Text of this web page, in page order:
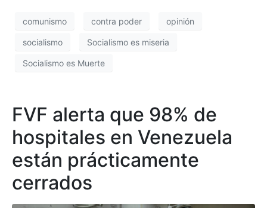
comunismo contra poder opinión
socialismo Socialismo es miseria
Socialismo es Muerte
FVF alerta que 98% de
hospitales en Venezuela
están prácticamente
cerrados